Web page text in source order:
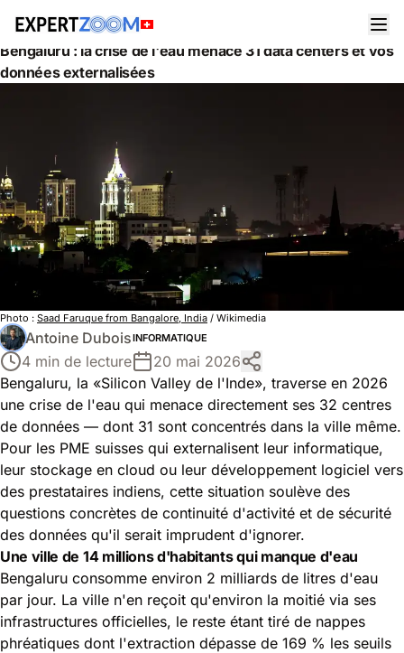
Actualités
Informatique
Bengaluru : la crise de l'eau menace 31 data centers et vos
données externalisées
Photo : Saad Faruque from Bangalore, India / Wikimedia
Antoine DuboisINFORMATIQUE
4 min de lecture
20 mai 2026
Bengaluru, la «Silicon Valley de l'Inde», traverse en 2026
une crise de l'eau qui menace directement ses 32 centres
de données — dont 31 sont concentrés dans la ville même.
Pour les PME suisses qui externalisent leur informatique,
leur stockage en cloud ou leur développement logiciel vers
des prestataires indiens, cette situation soulève des
questions concrètes de continuité d'activité et de sécurité
des données qu'il serait imprudent d'ignorer.
Une ville de 14 millions d'habitants qui manque d'eau
Bengaluru consomme environ 2 milliards de litres d'eau
par jour. La ville n'en reçoit qu'environ la moitié via ses
infrastructures officielles, le reste étant tiré de nappes
phréatiques dont l'extraction dépasse de 169 % les seuils